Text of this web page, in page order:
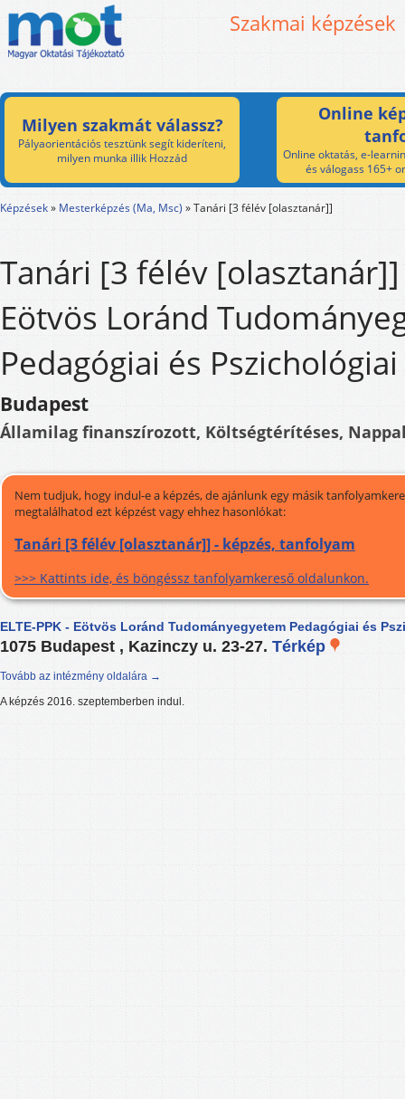
Szakmai képzések
Milyen szakmát válassz?
Pályaorientációs tesztünk segít kideríteni,
milyen munka illik Hozzád
Online
Online oktatás, e-
és válogass 165+
Képzések» Mesterképzés (Ma, Msc) »Tanári [3 félév [olasztanár]]
Tanári [3 félév [olasztanár]]
Eötvös Loránd
Pedagógiai és
Budapest
Államilag finanszírozott, Költségtérítéses,
Nem tudjuk, hogy indul-e a képzés, de ajánlunk egy másik
megtalálhatod ezt képzést vagy ehhez hasonlókat:
Tanári [3 félév [olasztanár]] - képzés, tanfolyam
>>> Kattints ide, és böngéssz tanfolyamkereső oldalunkon.
ELTE-PPK - Eötvös Loránd Tudományegyetem Pedagógiai és
1075 Budapest , Kazinczy u. 23-27. Térkép
Tovább az intézmény oldalára →
A képzés 2016. szeptemberben indul.